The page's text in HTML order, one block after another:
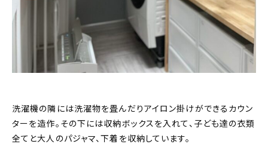
洗濯機の隣には洗濯物を畳んだりアイロン掛けができるカウン
ターを造作。その下には収納ボックスを入れて、子ども達の衣類
全てと大人のパジャマ、下着を収納しています。